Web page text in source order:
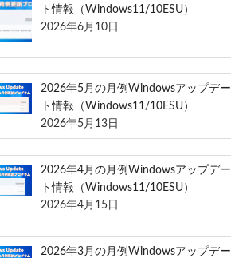
ト情報（Windows11/10ESU）
2026年6月10日
2026年5月の月例Windowsアップデー
ト情報（Windows11/10ESU）
2026年5月13日
2026年4月の月例Windowsアップデー
ト情報（Windows11/10ESU）
2026年4月15日
2026年3月の月例Windowsアップデー